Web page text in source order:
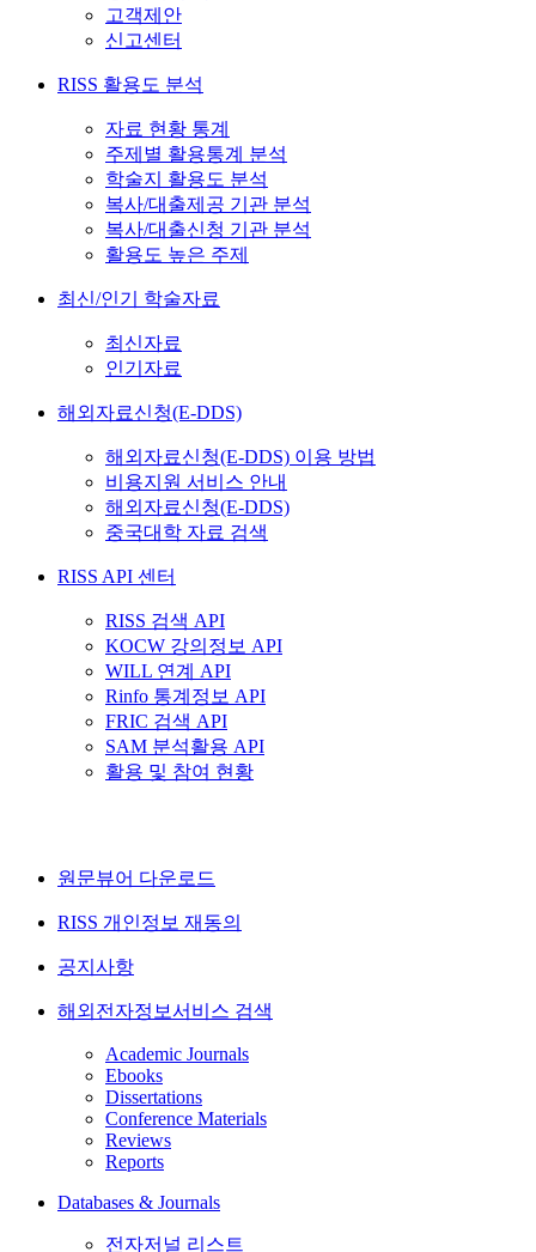
고객제안
신고센터
RISS 활용도 분석
자료 현황 통계
주제별 활용통계 분석
학술지 활용도 분석
복사/대출제공 기관 분석
복사/대출신청 기관 분석
활용도 높은 주제
최신/인기 학술자료
최신자료
인기자료
해외자료신청(E-DDS)
해외자료신청(E-DDS) 이용 방법
비용지원 서비스 안내
해외자료신청(E-DDS)
중국대학 자료 검색
RISS API 센터
RISS 검색 API
KOCW 강의정보 API
WILL 연계 API
Rinfo 통계정보 API
FRIC 검색 API
SAM 분석활용 API
활용 및 참여 현황
원문뷰어 다운로드
RISS 개인정보 재동의
공지사항
해외전자정보서비스 검색
Academic Journals
Ebooks
Dissertations
Conference Materials
Reviews
Reports
Databases & Journals
전자저널 리스트